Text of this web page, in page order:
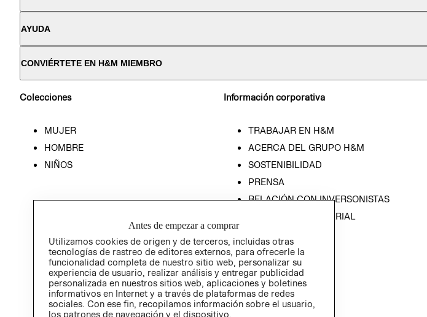
AYUDA
CONVIÉRTETE EN H&M MIEMBRO
Colecciones
MUJER
HOMBRE
NIÑOS
Información corporativa
TRABAJAR EN H&M
ACERCA DEL GRUPO H&M
SOSTENIBILIDAD
PRENSA
RELACIÓN CON INVERSONISTAS
POLÍTICA EMPRESARIAL
Antes de empezar a comprar
Utilizamos cookies de origen y de terceros, incluidas otras
tecnologías de rastreo de editores externos, para ofrecerle la
funcionalidad completa de nuestro sitio web, personalizar su
experiencia de usuario, realizar análisis y entregar publicidad
personalizada en nuestros sitios web, aplicaciones y boletines
informativos en Internet y a través de plataformas de redes
sociales. Con ese fin, recopilamos información sobre el usuario,
los patrones de navegación y el dispositivo.